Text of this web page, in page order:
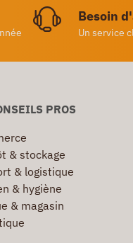
Besoin
Un service
PROS
& stockage
& logistique
& hygiène
& magasin